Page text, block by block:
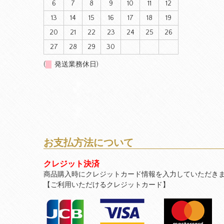
6 7 8 9 10 11
12
13
14 15 16 17 18
19
20
21 22 23 24 25
26
27
28 29 30
( 発送業務休日)
お支払方法について
クレジット決済
商品購入時にクレジットカード情報を入力していただき
【ご利用いただけるクレジットカード】